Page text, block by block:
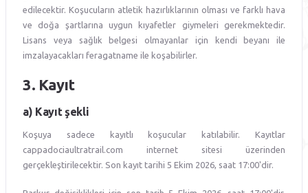
edilecektir. Koşucuların atletik hazırlıklarının olması ve farklı hava
ve doğa şartlarına uygun kıyafetler giymeleri gerekmektedir.
Lisans veya sağlık belgesi olmayanlar için kendi beyanı ile
imzalayacakları feragatname ile koşabilirler.
3. Kayıt
a) Kayıt şekli
Koşuya sadece kayıtlı koşucular katılabilir. Kayıtlar
cappadociaultratrail.com internet sitesi üzerinden
gerçekleştirilecektir. Son kayıt tarihi 5 Ekim 2026, saat 17:00'dir.